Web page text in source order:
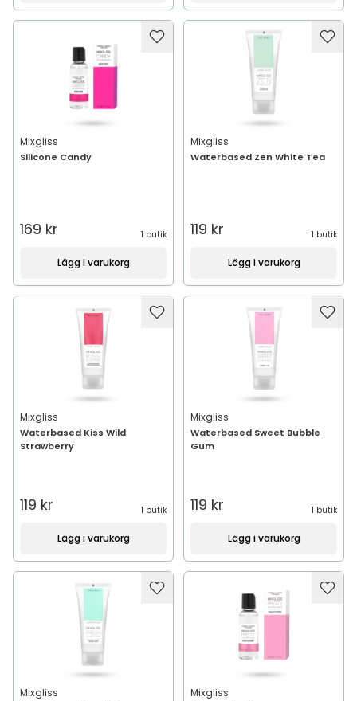
Mixgliss
Silicone Candy
169 kr 1 butik
Lägg i varukorg
Mixgliss
Waterbased Zen White Tea
119 kr 1 butik
Lägg i varukorg
Mixgliss
Waterbased Kiss Wild
Strawberry
119 kr 1 butik
Lägg i varukorg
Mixgliss
Waterbased Sweet Bubble
Gum
119 kr 1 butik
Lägg i varukorg
Mixgliss Mixgliss